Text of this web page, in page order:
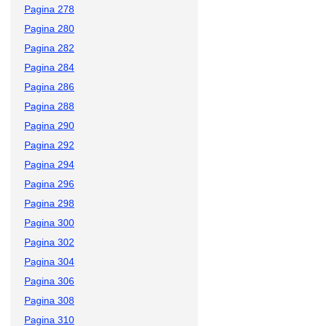
Pagina 278
Pagina 280
Pagina 282
Pagina 284
Pagina 286
Pagina 288
Pagina 290
Pagina 292
Pagina 294
Pagina 296
Pagina 298
Pagina 300
Pagina 302
Pagina 304
Pagina 306
Pagina 308
Pagina 310